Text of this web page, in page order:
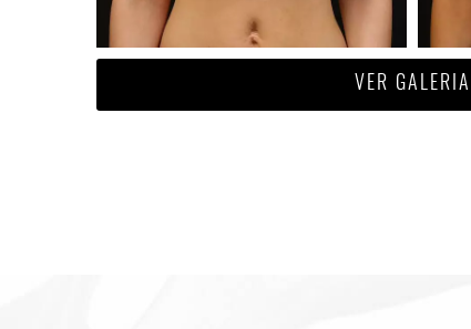
VER GALERIA